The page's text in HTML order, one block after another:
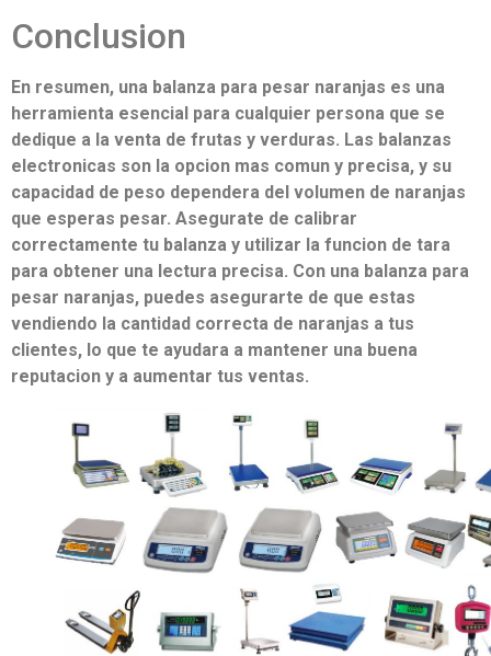
Conclusion
En resumen, una balanza para pesar naranjas es una
herramienta esencial para cualquier persona que se
dedique a la venta de frutas y verduras. Las balanzas
electronicas son la opcion mas comun y precisa, y su
capacidad de peso dependera del volumen de naranjas
que esperas pesar. Asegurate de calibrar
correctamente tu balanza y utilizar la funcion de tara
para obtener una lectura precisa. Con una balanza para
pesar naranjas, puedes asegurarte de que estas
vendiendo la cantidad correcta de naranjas a tus
clientes, lo que te ayudara a mantener una buena
reputacion y a aumentar tus ventas.